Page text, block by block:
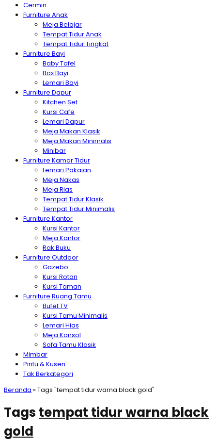
Cermin
Furniture Anak
Meja Belajar
Tempat Tidur Anak
Tempat Tidur Tingkat
Furniture Bayi
Baby Tafel
Box Bayi
Lemari Bayi
Furniture Dapur
Kitchen Set
Kursi Cafe
Lemari Dapur
Meja Makan Klasik
Meja Makan Minimalis
Minibar
Furniture Kamar Tidur
Lemari Pakaian
Meja Nakas
Meja Rias
Tempat Tidur Klasik
Tempat Tidur Minimalis
Furniture Kantor
Kursi Kantor
Meja Kantor
Rak Buku
Furniture Outdoor
Gazebo
Kursi Rotan
Kursi Taman
Furniture Ruang Tamu
Bufet TV
Kursi Tamu Minimalis
Lemari Hias
Meja Konsol
Sofa Tamu Klasik
Mimbar
Pintu & Kusen
Tak Berkategori
Beranda »Tags "tempat tidur warna black gold"
Tags tempat tidur warna black
gold